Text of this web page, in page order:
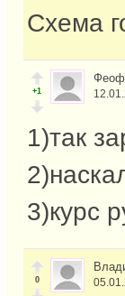
Схема
+1
1)так
3)курс
0